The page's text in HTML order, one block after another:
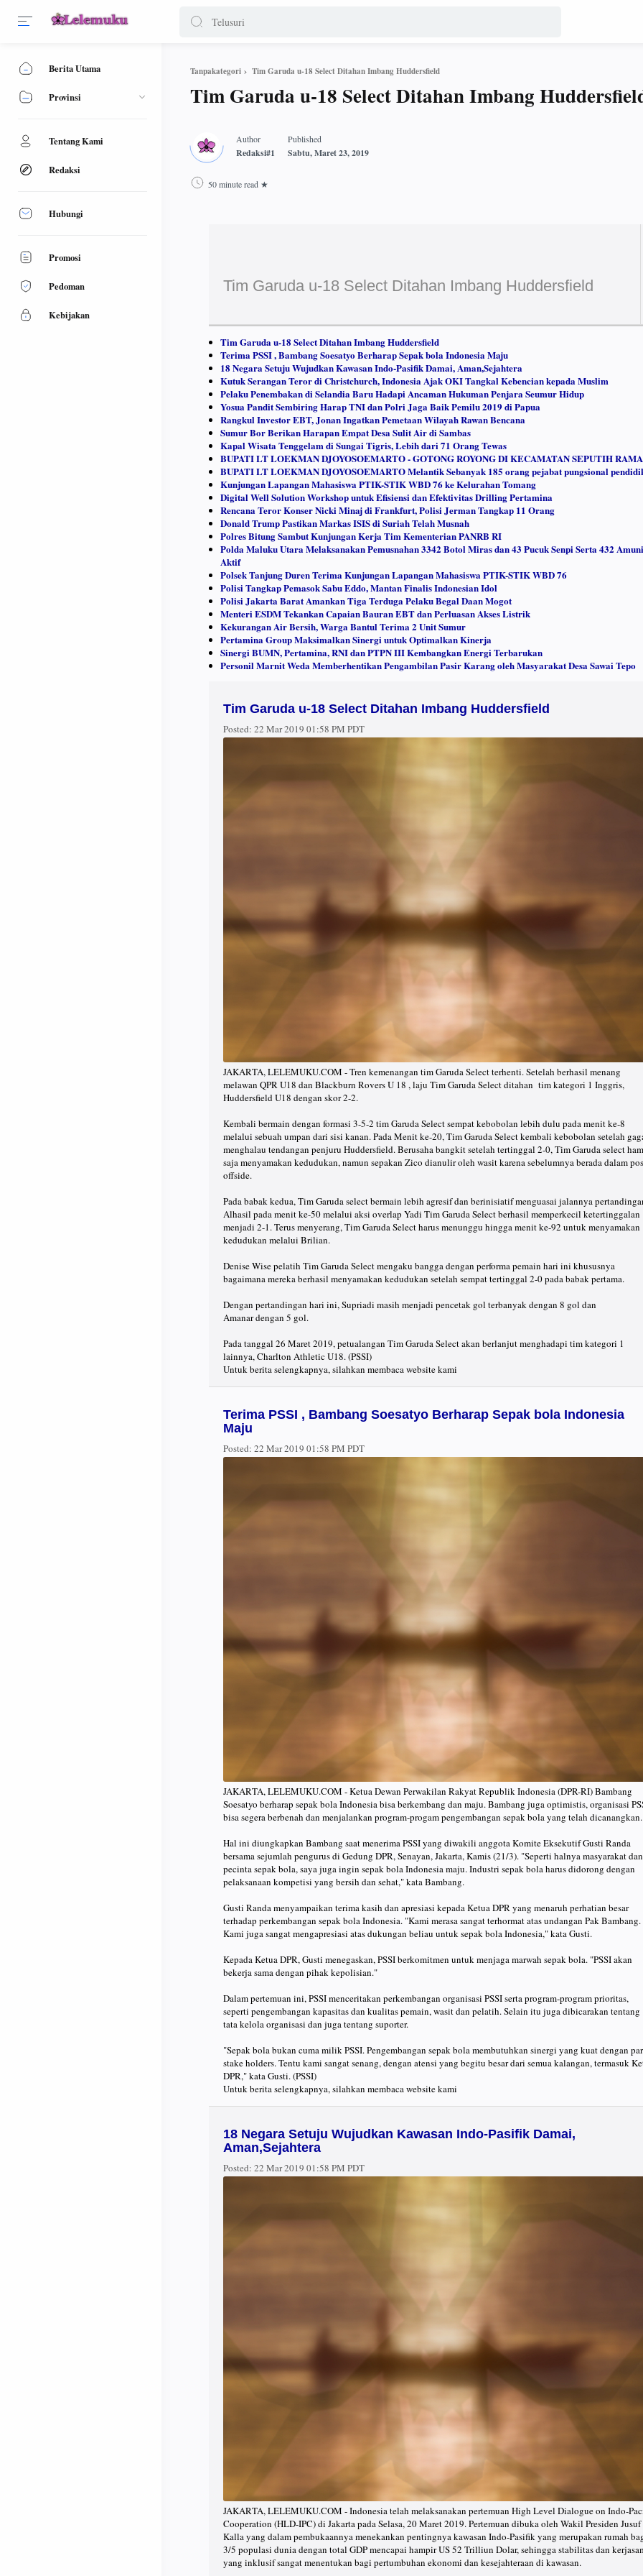
Tanpakategori Tim Garuda u-18 Select Ditahan Imbang Huddersfield
Tim Garuda u-18 Select Ditahan Imbang
50 minute read
Tim Garuda u-18 Select Ditahan Imbang Huddersfield
Tim Garuda u-18 Select Ditahan Imbang Huddersfield
Terima PSSI , Bambang Soesatyo Berharap Sepak bola Indonesia Maju
18 Negara Setuju Wujudkan Kawasan Indo-Pasifik Damai, Aman,Sejahtera
Kutuk Serangan Teror di Christchurch, Indonesia Ajak OKI Tangkal Kebencian kepada Muslim
Pelaku Penembakan di Selandia Baru Hadapi Ancaman Hukuman Penjara Seumur Hidup
Yosua Pandit Sembiring Harap TNI dan Polri Jaga Baik Pemilu 2019 di Papua
Rangkul Investor EBT, Jonan Ingatkan Pemetaan Wilayah Rawan Bencana
Sumur Bor Berikan Harapan Empat Desa Sulit Air di Sambas
Kapal Wisata Tenggelam di Sungai Tigris, Lebih dari 71 Orang Tewas
BUPATI LT LOEKMAN DJOYOSOEMARTO - GOTONG ROYONG DI KECAMATAN SEPUTIH
BUPATI LT LOEKMAN DJOYOSOEMARTO Melantik Sebanyak 185 orang pejabat pungsional
Kunjungan Lapangan Mahasiswa PTIK-STIK WBD 76 ke Kelurahan Tomang
Digital Well Solution Workshop untuk Efisiensi dan Efektivitas Drilling Pertamina
Rencana Teror Konser Nicki Minaj di Frankfurt, Polisi Jerman Tangkap 11 Orang
Donald Trump Pastikan Markas ISIS di Suriah Telah Musnah
Polres Bitung Sambut Kunjungan Kerja Tim Kementerian PANRB RI
Polda Maluku Utara Melaksanakan Pemusnahan 3342 Botol Miras dan 43 Pucuk Senpi Serta 432
Aktif
Polsek Tanjung Duren Terima Kunjungan Lapangan Mahasiswa PTIK-STIK WBD 76
Polisi Tangkap Pemasok Sabu Eddo, Mantan Finalis Indonesian Idol
Polisi Jakarta Barat Amankan Tiga Terduga Pelaku Begal Daan Mogot
Menteri ESDM Tekankan Capaian Bauran EBT dan Perluasan Akses Listrik
Kekurangan Air Bersih, Warga Bantul Terima 2 Unit Sumur
Pertamina Group Maksimalkan Sinergi untuk Optimalkan Kinerja
Sinergi BUMN, Pertamina, RNI dan PTPN III Kembangkan Energi Terbarukan
Personil Marnit Weda Memberhentikan Pengambilan Pasir Karang oleh Masyarakat Desa Sawai Tepo
Tim Garuda u-18 Select Ditahan Imbang Huddersfield
Posted: 22 Mar 2019 01:58 PM PDT
JAKARTA, LELEMUKU.COM - Tren kemenangan tim Garuda Select terhenti. Setelah berhasil menang
melawan QPR U18 dan Blackburn Rovers U 18 , laju Tim Garuda Select ditahan tim kategori 1 Inggris,
Huddersfield U18 dengan skor 2-2.
Kembali bermain dengan formasi 3-5-2 tim Garuda Select sempat kebobolan lebih dulu pada menit ke-8
melalui sebuah umpan dari sisi kanan. Pada Menit ke-20, Tim Garuda Select kembali kebobolan setelah
menghalau tendangan penjuru Huddersfield. Berusaha bangkit setelah tertinggal 2-0, Tim Garuda select
saja menyamakan kedudukan, namun sepakan Zico dianulir oleh wasit karena sebelumnya berada dalam
offside.
Pada babak kedua, Tim Garuda select bermain lebih agresif dan berinisiatif menguasai jalannya
Alhasil pada menit ke-50 melalui aksi overlap Yadi Tim Garuda Select berhasil memperkecil ketertinggalan
menjadi 2-1. Terus menyerang, Tim Garuda Select harus menunggu hingga menit ke-92 untuk menyamakan
kedudukan melalui Brilian.
Denise Wise pelatih Tim Garuda Select mengaku bangga dengan performa pemain hari ini khususnya
bagaimana mereka berhasil menyamakan kedudukan setelah sempat tertinggal 2-0 pada babak pertama.
Dengan pertandingan hari ini, Supriadi masih menjadi pencetak gol terbanyak dengan 8 gol dan
Amanar dengan 5 gol.
Pada tanggal 26 Maret 2019, petualangan Tim Garuda Select akan berlanjut menghadapi tim kategori 1
lainnya, Charlton Athletic U18. (PSSI)
Untuk berita selengkapnya, silahkan membaca website kami
Terima PSSI , Bambang Soesatyo Berharap Sepak bola Indonesia
Maju
Posted: 22 Mar 2019 01:58 PM PDT
JAKARTA, LELEMUKU.COM - Ketua Dewan Perwakilan Rakyat Republik Indonesia (DPR-RI) Bambang
Soesatyo berharap sepak bola Indonesia bisa berkembang dan maju. Bambang juga optimistis, organisasi
bisa segera berbenah dan menjalankan program-progam pengembangan sepak bola yang telah dicanangkan.
Hal ini diungkapkan Bambang saat menerima PSSI yang diwakili anggota Komite Eksekutif Gusti Randa
bersama sejumlah pengurus di Gedung DPR, Senayan, Jakarta, Kamis (21/3). "Seperti halnya masyarakat dan
pecinta sepak bola, saya juga ingin sepak bola Indonesia maju. Industri sepak bola harus didorong dengan
pelaksanaan kompetisi yang bersih dan sehat," kata Bambang.
Gusti Randa menyampaikan terima kasih dan apresiasi kepada Ketua DPR yang menaruh perhatian besar
terhadap perkembangan sepak bola Indonesia. "Kami merasa sangat terhormat atas undangan Pak Bambang.
Kami juga sangat mengapresiasi atas dukungan beliau untuk sepak bola Indonesia," kata Gusti.
Kepada Ketua DPR, Gusti menegaskan, PSSI berkomitmen untuk menjaga marwah sepak bola. "PSSI akan
bekerja sama dengan pihak kepolisian."
Dalam pertemuan ini, PSSI menceritakan perkembangan organisasi PSSI serta program-program prioritas,
seperti pengembangan kapasitas dan kualitas pemain, wasit dan pelatih. Selain itu juga dibicarakan tentang
tata kelola organisasi dan juga tentang suporter.
"Sepak bola bukan cuma milik PSSI. Pengembangan sepak bola membutuhkan sinergi yang kuat dengan
stake holders. Tentu kami sangat senang, dengan atensi yang begitu besar dari semua kalangan, termasuk
DPR," kata Gusti. (PSSI)
Untuk berita selengkapnya, silahkan membaca website kami
18 Negara Setuju Wujudkan Kawasan Indo-Pasifik Damai,
Aman,Sejahtera
Posted: 22 Mar 2019 01:58 PM PDT
JAKARTA, LELEMUKU.COM - Indonesia telah melaksanakan pertemuan High Level Dialogue on Indo-
Cooperation (HLD-IPC) di Jakarta pada Selasa, 20 Maret 2019. Pertemuan dibuka oleh Wakil Presiden Jusuf
Kalla yang dalam pembukaannya menekankan pentingnya kawasan Indo-Pasifik yang merupakan rumah
3/5 populasi dunia dengan total GDP mencapai hampir US 52 Trilliun Dolar, sehingga stabilitas dan
yang inklusif sangat menentukan bagi pertumbuhan ekonomi dan kesejahteraan di kawasan.
Berita Utama
Provinsi
Tentang Kami
Redaksi
Hubungi
Promosi
Pedoman
Kebijakan